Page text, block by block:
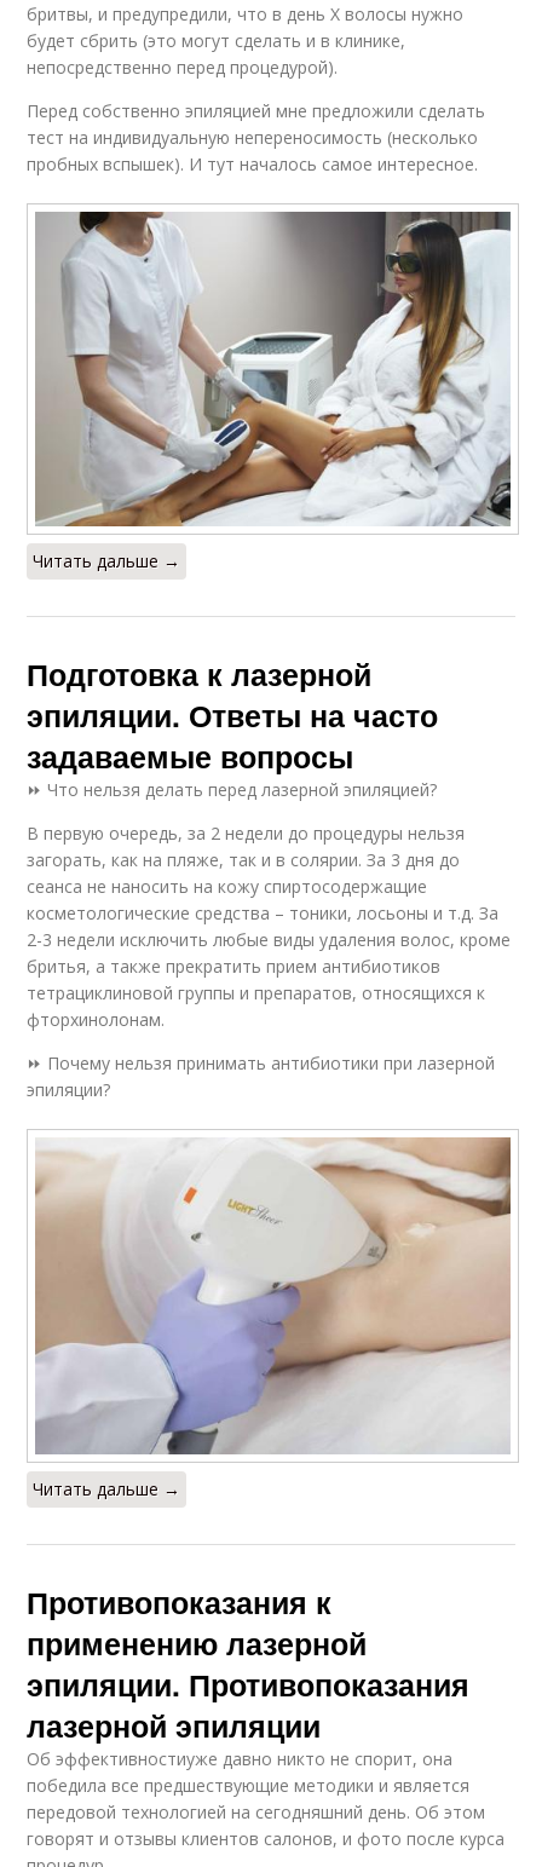
бритвы, и предупредили, что в день Х волосы нужно
будет сбрить (это могут сделать и в клинике,
непосредственно перед процедурой).
Перед собственно эпиляцией мне предложили сделать
тест на индивидуальную непереносимость (несколько
пробных вспышек). И тут началось самое интересное.
Читать дальше →
Подготовка к лазерной
эпиляции. Ответы на часто
задаваемые вопросы
⏩ Что нельзя делать перед лазерной эпиляцией?
В первую очередь, за 2 недели до процедуры нельзя
загорать, как на пляже, так и в солярии. За 3 дня до
сеанса не наносить на кожу спиртосодержащие
косметологические средства – тоники, лосьоны и т.д. За
2-3 недели исключить любые виды удаления волос, кроме
бритья, а также прекратить прием антибиотиков
тетрациклиновой группы и препаратов, относящихся к
фторхинолонам.
⏩ Почему нельзя принимать антибиотики при лазерной
эпиляции?
Читать дальше →
Противопоказания к
применению лазерной
эпиляции. Противопоказания
лазерной эпиляции
Об эффективностиуже давно никто не спорит, она
победила все предшествующие методики и является
передовой технологией на сегодняшний день. Об этом
говорят и отзывы клиентов салонов, и фото после курса